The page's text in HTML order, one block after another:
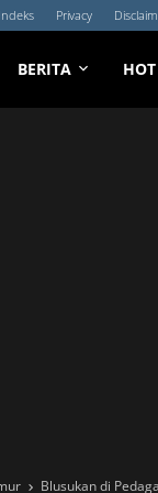
Indeks Privacy
BERITA
Blusukan di